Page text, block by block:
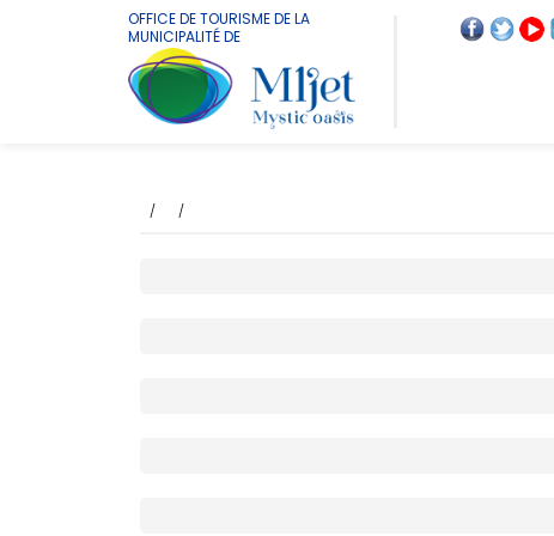
OFFICE DE TOURISME DE LA
MUNICIPALITÉ DE